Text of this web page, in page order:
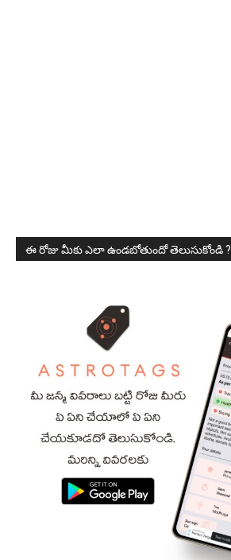
ఈ రోజు మీకు ఎలా ఉండబోతుందో తెలుసుకోండి ?